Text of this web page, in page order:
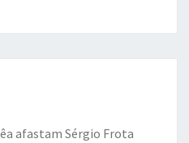
afastam Sérgio Frota